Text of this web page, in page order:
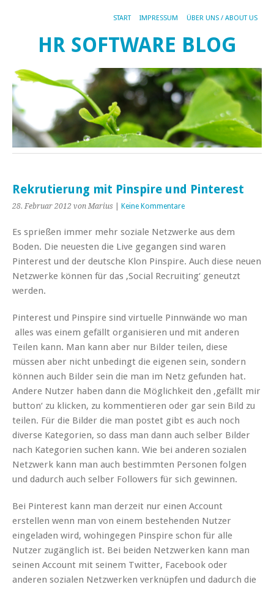
START IMPRESSUM ÜBER UNS / ABOUT US
HR SOFTWARE BLOG
Rekrutierung mit Pinspire und Pinterest
28. Februar 2012 von Marius Keine Kommentare
Es sprießen immer mehr soziale Netzwerke aus dem
Boden. Die neuesten die Live gegangen sind waren
Pinterest und der deutsche Klon Pinspire. Auch diese neuen
Netzwerke können für das ‚Social Recruiting‘ geneutzt
werden.
Pinterest und Pinspire sind virtuelle Pinnwände wo man
alles was einem gefällt organisieren und mit anderen
Teilen kann. Man kann aber nur Bilder teilen, diese
müssen aber nicht unbedingt die eigenen sein, sondern
können auch Bilder sein die man im Netz gefunden hat.
Andere Nutzer haben dann die Möglichkeit den ‚gefällt mir
button‘ zu klicken, zu kommentieren oder gar sein Bild zu
teilen. Für die Bilder die man postet gibt es auch noch
diverse Kategorien, so dass man dann auch selber Bilder
nach Kategorien suchen kann. Wie bei anderen sozialen
Netzwerk kann man auch bestimmten Personen folgen
und dadurch auch selber Followers für sich gewinnen.
Bei Pinterest kann man derzeit nur einen Account
erstellen wenn man von einem bestehenden Nutzer
eingeladen wird, wohingegen Pinspire schon für alle
Nutzer zugänglich ist. Bei beiden Netzwerken kann man
seinen Account mit seinem Twitter, Facebook oder
anderen sozialen Netzwerken verknüpfen und dadurch die